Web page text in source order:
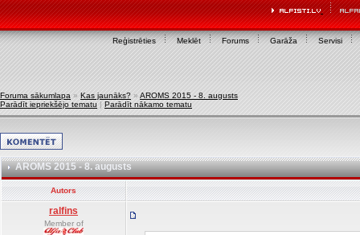
Reģistrēties Meklēt Forums Garāža Servisi
Foruma sākumlapa » Kas jaunāks? » AROMS 2015 - 8. augusts
Parādīt iepriekšējo tematu | Parādīt nākamo tematu
AROMS 2015 - 8. augusts
Autors
ralfins
Member of